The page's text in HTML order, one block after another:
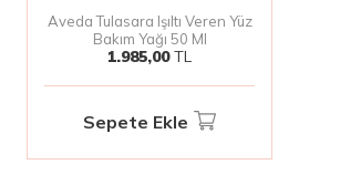
Aveda Tulasara Işıltı Veren Yüz
Bakım Yağı 50 Ml
1.985,00TL
Sepete Ekle